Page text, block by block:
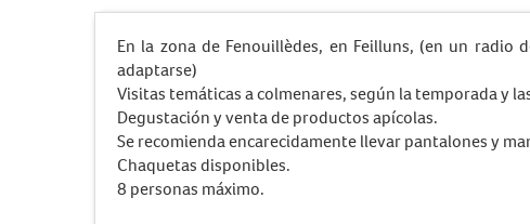
En la zona de Fenouillèdes, en Feilluns, (en un
adaptarse)
Visitas temáticas a colmenares, según la temporada y
Degustación y venta de productos apícolas.
Se recomienda encarecidamente llevar pantalones y
Chaquetas disponibles.
8 personas máximo.